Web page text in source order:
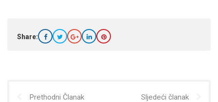
Share:
Prethodni Članak Sljedeći članak